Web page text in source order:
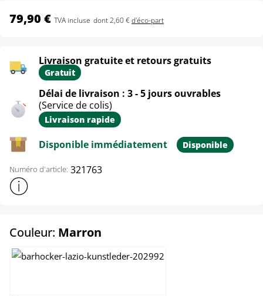
79,90 € TVA incluse dont 2,60 €d'éco-part
Livraison gratuite et retours gratuits
Gratuit
Délai de livraison : 3 - 5 jours ouvrables
(Service de colis)
Livraison rapide
Disponible immédiatement Disponible
Numéro d'article: 321763
Afficher plus d'informations sur le produit
Couleur: Marron